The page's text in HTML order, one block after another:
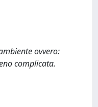
ovvero:
complicata.